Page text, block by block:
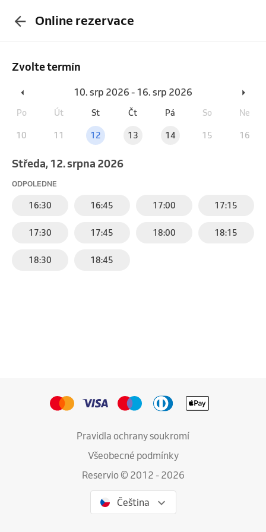
Online rezervace
Zvolte termín
10. srp 2026 - 16. srp 2026
Po Út St Čt Pá So Ne
10 11 12 13 14 15 16
středa, 12. srpna 2026
ODPOLEDNE
16:30 16:45 17:00 17:15
17:30 17:45 18:00 18:15
18:30 18:45
Pravidla ochrany soukromí
Všeobecné podmínky
Reservio © 2012 - 2026
Čeština